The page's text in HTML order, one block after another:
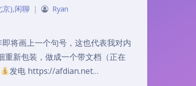
京),闲聊 |
Ryan
将画上一个句号，这也代表我对内
重新包装，做成一个带文档（正在
发电 https://afdian.net…